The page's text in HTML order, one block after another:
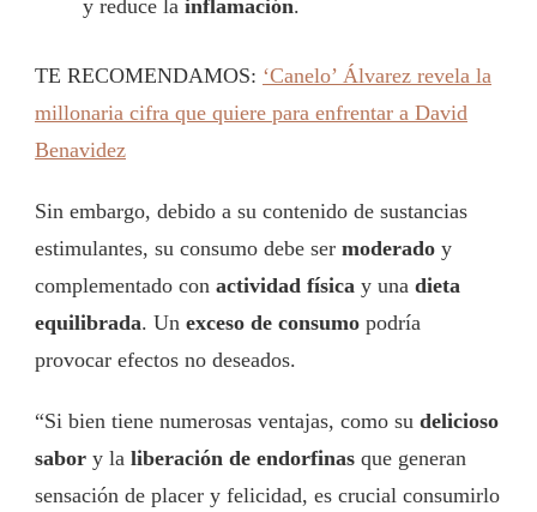
y reduce la inflamación.
TE RECOMENDAMOS: ‘Canelo’ Álvarez revela la
millonaria cifra que quiere para enfrentar a David
Benavidez
Sin embargo, debido a su contenido de sustancias
estimulantes, su consumo debe ser moderado y
complementado con actividad física y una dieta
equilibrada. Un exceso de consumo podría
provocar efectos no deseados.
“Si bien tiene numerosas ventajas, como su delicioso
sabor y la liberación de endorfinas que generan
sensación de placer y felicidad, es crucial consumirlo